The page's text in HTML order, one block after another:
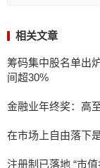
相关文章
筹码集中股名单出
间超30%
金融业年终奖：高
在市场上自由落下
注册制已落地 “市值